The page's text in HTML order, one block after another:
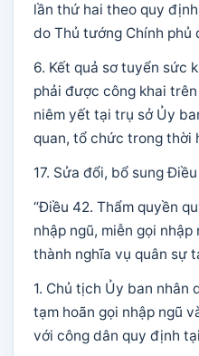
lần thứ hai theo quy
do Thủ tướng Chính phủ
6. Kết quả sơ tuyển sức
phải được công khai
niêm yết tại trụ sở Ủy
quan, tổ chức trong thời
17. Sửa đổi, bổ sung
“Điều 42. Thẩm quyền
nhập ngũ, miễn gọi
thành nghĩa vụ quân sự
1. Chủ tịch Ủy ban
tạm hoãn gọi nhập ngũ
với công dân quy định